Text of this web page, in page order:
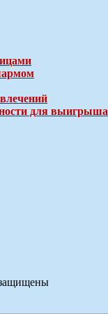
для выигрыша